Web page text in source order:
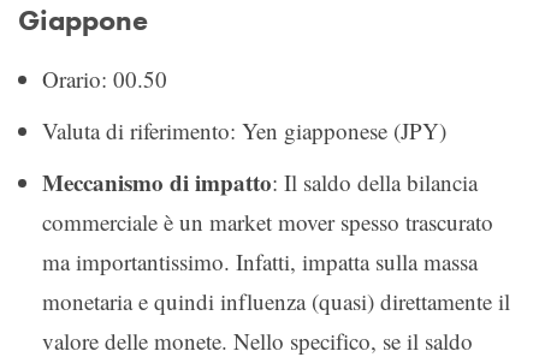
Giappone
Orario: 00.50
Valuta di riferimento: Yen giapponese (JPY)
Meccanismo di impatto: Il saldo della bilancia
commerciale è un market mover spesso trascurato
ma importantissimo. Infatti, impatta sulla massa
monetaria e quindi influenza (quasi) direttamente il
valore delle monete. Nello specifico, se il saldo